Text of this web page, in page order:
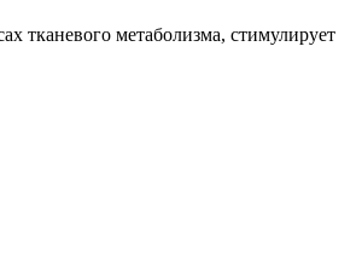
тканевого метаболизма, стимулирует